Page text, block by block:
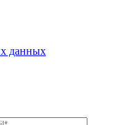
данных